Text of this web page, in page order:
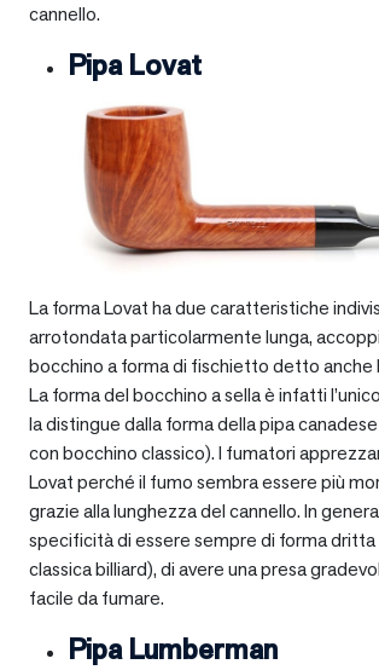
cannello.
Pipa Lovat
La forma Lovat ha due caratteristiche
arrotondata particolarmente lunga,
bocchino a forma di fischietto detto anche
La forma del bocchino a sella è infatti
la distingue dalla forma della pipa
con bocchino classico). I fumatori
Lovat perché il fumo sembra essere più
grazie alla lunghezza del cannello. In
specificità di essere sempre di forma
classica billiard), di avere una presa
facile da fumare.
Pipa Lumberman